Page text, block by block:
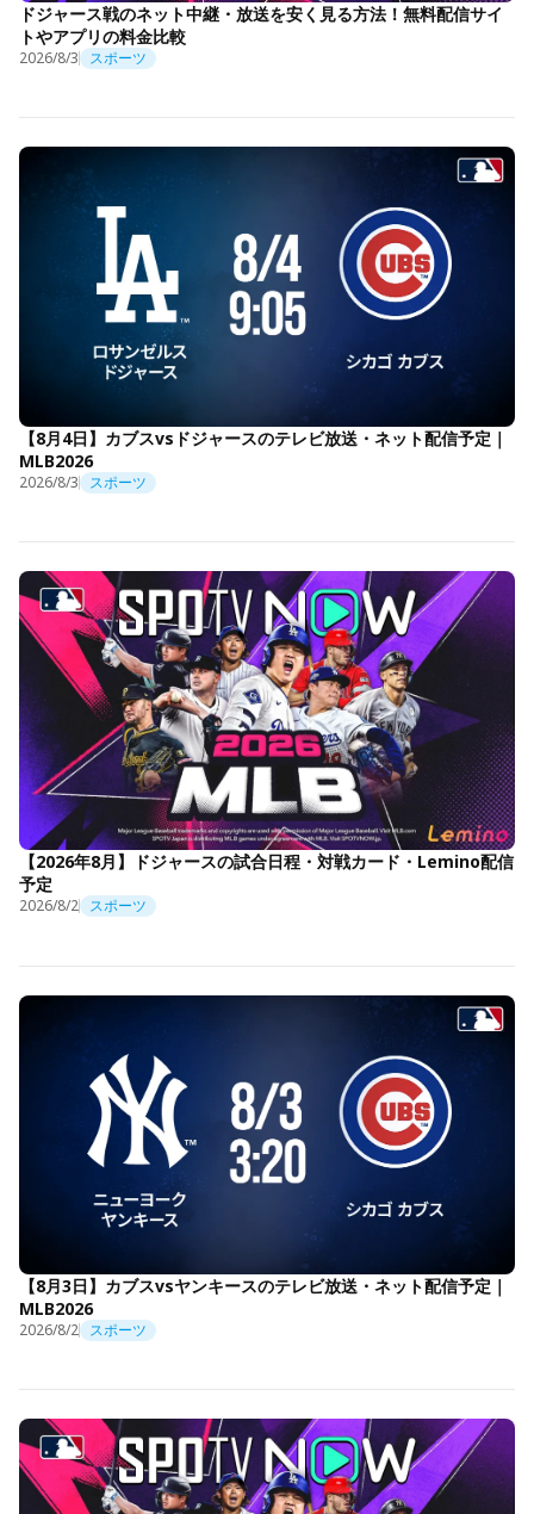
ドジャース戦のネット中継・放送を安く見る方法！無料配信サイ
トやアプリの料金比較
2026/8/3 スポーツ
【8月4日】カブスvsドジャースのテレビ放送・ネット配信予定｜
MLB2026
2026/8/3 スポーツ
【2026年8月】ドジャースの試合日程・対戦カード・Lemino配信
予定
2026/8/2 スポーツ
【8月3日】カブスvsヤンキースのテレビ放送・ネット配信予定｜
MLB2026
2026/8/2 スポーツ